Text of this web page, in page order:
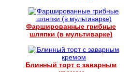
Фаршированные грибные
шляпки (в мультиварке)
Блинный торт с заварным